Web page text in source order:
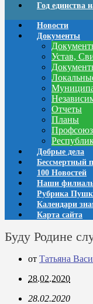
Год единства
Новости
Документы
Устав,
Отчеты
Планы
Добрые дела
Бессмертный
100 Новостей
Наши
Рубрика
Календари
Карта сайта
Буду Родине
от Татьяна
28.02.2020
28.02.2020